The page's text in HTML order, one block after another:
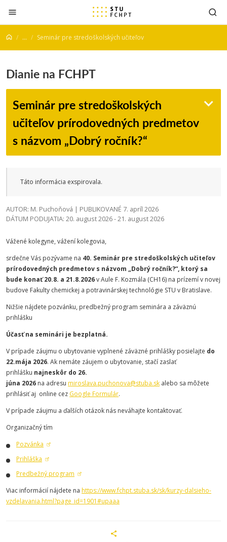
Prejsť na obsah
... Seminár pre stredoškolských učiteľov
Dianie na FCHPT
Seminár pre stredoškolských
učiteľov prírodovedných predmetov
s názvom „Dobrý ročník?“
Táto informácia exspirovala.
AUTOR: M. Puchoňová | PUBLIKOVANÉ 7. apríl 2026
DÁTUM PODUJATIA: 20. august 2026 - 21. august 2026
Vážené kolegyne, vážení kolegovia,
srdečne Vás pozývame na 40. Seminár pre stredoškolských učiteľov
prírodovedných predmetov s názvom „Dobrý ročník?“, ktorý sa
bude konať 20.8. a 21.8.2026v Aule F. Kozmála (CH16) na prízemí v novej
budove Fakulty chemickej a potravinárskej technológie STU v Bratislave.
Nižšie nájdete pozvánku, predbežný program seminára a záväznú
prihlášku
Účasť na seminári je bezplatná.
V prípade záujmu o ubytovanie vyplnené záväzné prihlášky posielajte do
22.mája 2026. Ak nemáte záujem o ubytovanie, stačí zaslať
prihlášku najneskôr do 26.
júna 2026 na adresu miroslava.puchonova@stuba.sk alebo sa môžete
prihlásiť aj online cez Google Formulár.
V prípade záujmu a ďalších otázok nás neváhajte kontaktovať.
Organizačný tím
Pozvánka
Prihláška
Predbežný program
Viac informácií nájdete na https://www.fchpt.stuba.sk/sk/kurzy-dalsieho-
vzdelavania.html?page_id=1901#upaaa